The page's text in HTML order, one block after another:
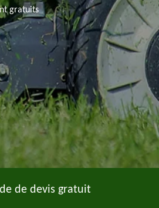
gratuits
de devis gratuit